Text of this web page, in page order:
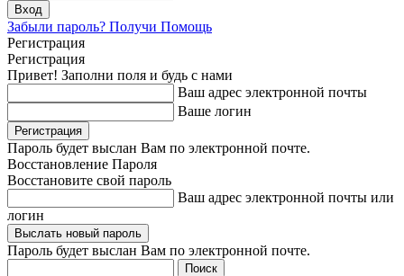
Забыли пароль? Получи Помощь
Регистрация
Регистрация
Привет! Заполни поля и будь с нами
Ваш адрес электронной почты
Ваше логин
Пароль будет выслан Вам по электронной почте.
Восстановление Пароля
Восстановите свой пароль
Ваш адрес электронной почты или
логин
Пароль будет выслан Вам по электронной почте.